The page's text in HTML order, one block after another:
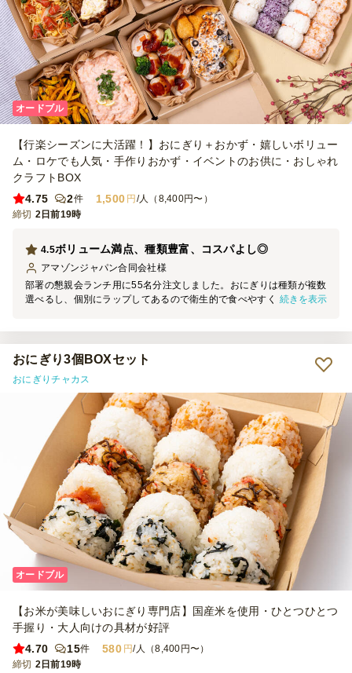
オードブル
【行楽シーズンに大活躍！】おにぎり＋おかず・嬉しいボリュー
ム・ロケでも人気・手作りおかず・イベントのお供に・おしゃれ
クラフトBOX
4.75
2件 1,500 円 /人（8,400円〜）
締切 2日前19時
ボリューム満点、種類豊富、コスパよし◎
4.5
アマゾンジャパン合同会社様
部署の懇親会ランチ用に55名分注文しました。おにぎりは種類が複数
選べるし、個別にラップしてあるので衛生的で食べやすく、具材も見
えたので助かりました。味はどれもおいしくて参加者に好評でした。
お箸、おしぼり、お皿がついていたのも助かりました。おかずの入っ
ていたのが紙の箱だったので、一部ソースが染み出てしまったものが
あったことだけが残念でした。コスパもとてもよかったのでまた機会
があれば利用したいと思います。
続きを表示
おにぎり3個BOXセット
おにぎりチャカス
オードブル
【お米が美味しいおにぎり専門店】国産米を使用・ひとつひとつ
手握り・大人向けの具材が好評
4.70
15件 580 円/人（8,400円〜）
締切 2日前19時